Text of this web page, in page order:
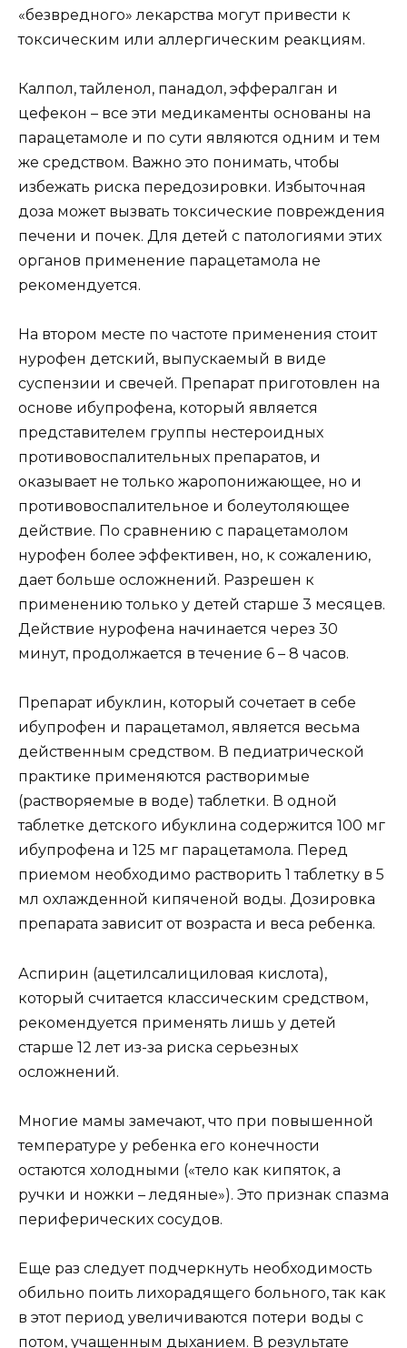
«безвредного» лекарства могут привести к
токсическим или аллергическим реакциям.
Калпол, тайленол, панадол, эффералган и
цефекон – все эти медикаменты основаны на
парацетамоле и по сути являются одним и тем
же средством. Важно это понимать, чтобы
избежать риска передозировки. Избыточная
доза может вызвать токсические повреждения
печени и почек. Для детей с патологиями этих
органов применение парацетамола не
рекомендуется.
На втором месте по частоте применения стоит
нурофен детский, выпускаемый в виде
суспензии и свечей. Препарат приготовлен на
основе ибупрофена, который является
представителем группы нестероидных
противовоспалительных препаратов, и
оказывает не только жаропонижающее, но и
противовоспалительное и болеутоляющее
действие. По сравнению с парацетамолом
нурофен более эффективен, но, к сожалению,
дает больше осложнений. Разрешен к
применению только у детей старше 3 месяцев.
Действие нурофена начинается через 30
минут, продолжается в течение 6 – 8 часов.
Препарат ибуклин, который сочетает в себе
ибупрофен и парацетамол, является весьма
действенным средством. В педиатрической
практике применяются растворимые
(растворяемые в воде) таблетки. В одной
таблетке детского ибуклина содержится 100 мг
ибупрофена и 125 мг парацетамола. Перед
приемом необходимо растворить 1 таблетку в 5
мл охлажденной кипяченой воды. Дозировка
препарата зависит от возраста и веса ребенка.
Аспирин (ацетилсалициловая кислота),
который считается классическим средством,
рекомендуется применять лишь у детей
старше 12 лет из-за риска серьезных
осложнений.
Многие мамы замечают, что при повышенной
температуре у ребенка его конечности
остаются холодными («тело как кипяток, а
ручки и ножки – ледяные»). Это признак спазма
периферических сосудов.
Еще раз следует подчеркнуть необходимость
обильно поить лихорадящего больного, так как
в этот период увеличиваются потери воды с
потом, учащенным дыханием. В результате